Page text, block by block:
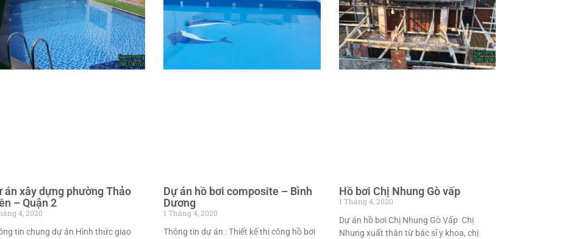
án xây dựng phường Thảo
– Quận 2
4, 2020
tin chung dự án Hình thức giao
Dự án hồ bơi composite – Bình
Dương
1 Tháng 4, 2020
Thông tin dự án : Thiết kế thi công hồ bơi
Hồ bơi Chị Nhung Gò vấp
1 Tháng 4, 2020
Dự án hồ bơi Chị Nhung Gò Vấp Chị
Nhung xuất thân từ bác sĩ y khoa, chị